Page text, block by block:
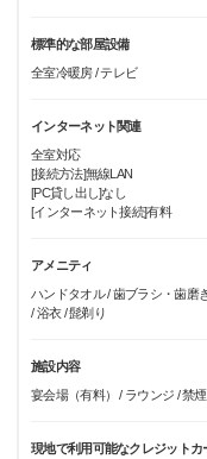
標準的な部屋設備
全室冷暖房 / テレビ
インターネット関連
全室対応
[接続方法]無線LAN
[PC貸し出し]なし
[インターネット接続]有料
アメニティ
ハンドタオル / 歯ブラシ・歯磨
/ 浴衣 / 髭剃り
施設内容
宴会場（有料） / ラウンジ / 禁
現地で利用可能なクレジットカ